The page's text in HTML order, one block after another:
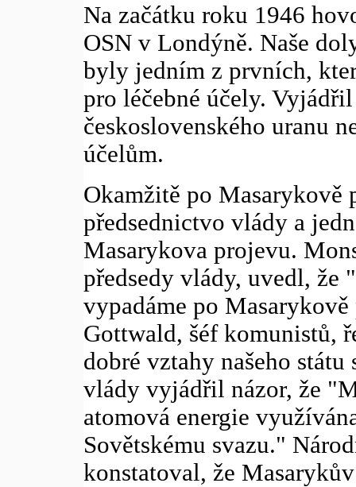
Na začátku roku 1946
OSN v Londýně. Naše
byly jedním z prvních,
pro léčebné účely.
československého uranu
účelům.
Okamžitě po Masarykově
předsednictvo vlády a
Masarykova projevu.
předsedy vlády, uvedl, že
vypadáme po
Gottwald, šéf komunistů,
dobré vztahy našeho státu
vlády vyjádřil názor, že
atomová energie
Sovětskému svazu."
konstatoval, že